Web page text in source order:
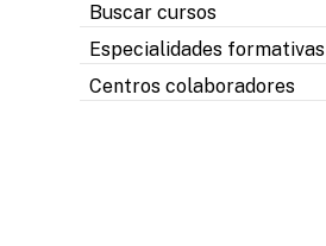
Buscar cursos
Especialidades formativas
Centros colaboradores